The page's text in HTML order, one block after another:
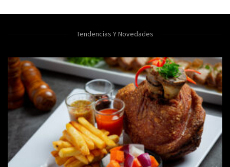
Tendencias Y Novedades